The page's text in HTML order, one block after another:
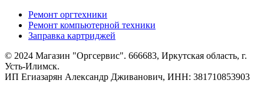
Ремонт оргтехники
Ремонт компьютерной техники
Заправка картриджей
© 2024 Магазин "Оргсервис". 666683, Иркутская область, г.
Усть-Илимск.
ИП Егиазарян Александр Дживанович, ИНН: 381710853903